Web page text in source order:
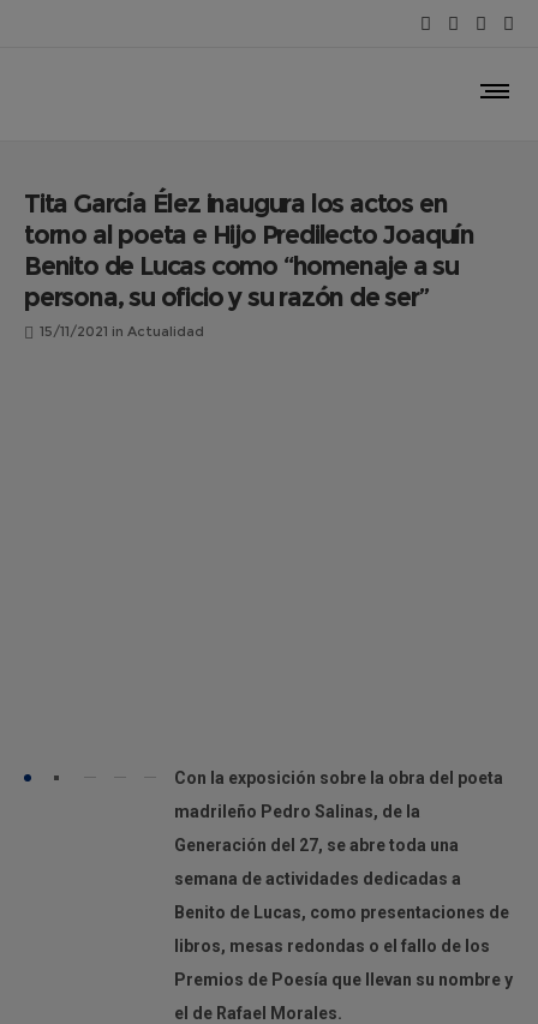
Tita García Élez inaugura los actos en
torno al poeta e Hijo Predilecto Joaquín
Benito de Lucas como “homenaje a su
persona, su oficio y su razón de ser”
15/11/2021 in Actualidad
Con la exposición sobre la obra del poeta
madrileño Pedro Salinas, de la
Generación del 27, se abre toda una
semana de actividades dedicadas a
Benito de Lucas, como presentaciones de
libros, mesas redondas o el fallo de los
Premios de Poesía que llevan su nombre y
el de Rafael Morales.